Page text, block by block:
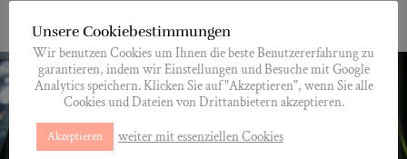
Unsere Cookiebestimmungen
Wir benutzen Cookies um Ihnen die beste Benutzererfahrung zu
garantieren, indem wir Einstellungen und Besuche mit Google
Analytics speichern. Klicken Sie auf "Akzeptieren", wenn Sie alle
Cookies und Dateien von Drittanbietern akzeptieren.
Akzeptieren weiter mit essenziellen Cookies